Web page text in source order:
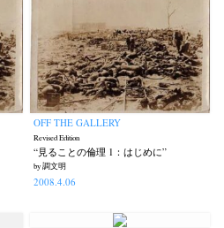
OFF THE GALLERY
Revised Edition
“見ることの倫理 1：はじめに”
by 調文明
2008.4.06